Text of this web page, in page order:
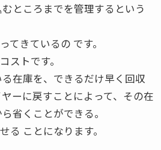
ところまでを管理するという
てきているの です。
ストです。
在庫を、できるだけ早く回収
ーに戻すことによって、その在
省くことができる。
る ことになります。